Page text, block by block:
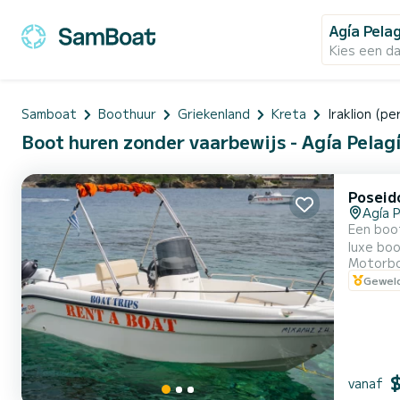
Agía
Kies een
Samboat Boothuur Griekenland Kreta Iraklion
Boot huren zonder vaarbewijs - Agía
Agía
Een boot
luxe
vanaf